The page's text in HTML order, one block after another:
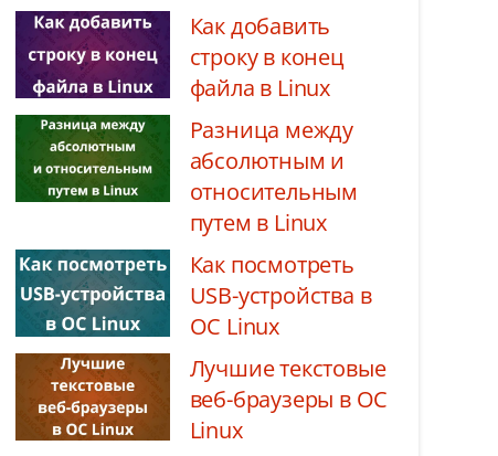
Как добавить
строку в конец
файла в Linux
Разница между
абсолютным и
относительным
путем в Linux
Как посмотреть
USB-устройства в
ОС Linux
Лучшие текстовые
веб-браузеры в ОС
Linux